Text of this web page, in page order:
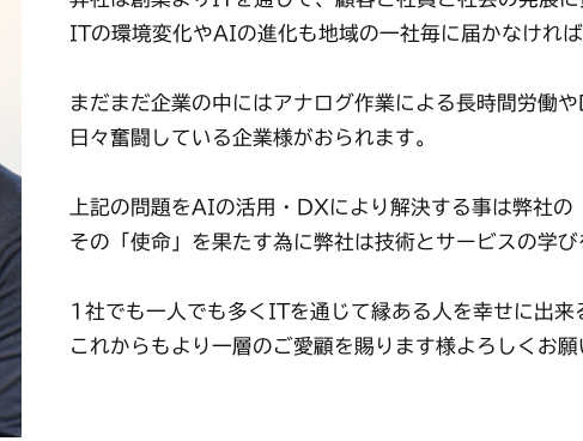
ITの環境変化やAIの進化も地域の一社毎に届かなけれ
まだまだ企業の中にはアナログ作業による長時間労働
日々奮闘している企業様がおられます。
上記の問題をAIの活用・DXにより解決する事は弊社の
その「使命」を果たす為に弊社は技術とサービスの学
1社でも一人でも多くITを通じて縁ある人を幸せに出
これからもより一層のご愛顧を賜ります様よろしくお